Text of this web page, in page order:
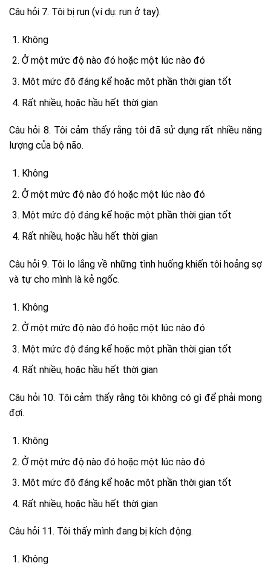
Câu hỏi 7. Tôi bị run (ví dụ: run ở tay).
Không
Ở một mức độ nào đó hoặc một lúc nào đó
Một mức độ đáng kể hoặc một phần thời gian tốt
Rất nhiều, hoặc hầu hết thời gian
Câu hỏi 8. Tôi cảm thấy rằng tôi đã sử dụng rất nhiều năng
lượng của bộ não.
Không
Ở một mức độ nào đó hoặc một lúc nào đó
Một mức độ đáng kể hoặc một phần thời gian tốt
Rất nhiều, hoặc hầu hết thời gian
Câu hỏi 9. Tôi lo lắng về những tình huống khiến tôi hoảng sợ
và tự cho mình là kẻ ngốc.
Không
Ở một mức độ nào đó hoặc một lúc nào đó
Một mức độ đáng kể hoặc một phần thời gian tốt
Rất nhiều, hoặc hầu hết thời gian
Câu hỏi 10. Tôi cảm thấy rằng tôi không có gì để phải mong
đợi.
Không
Ở một mức độ nào đó hoặc một lúc nào đó
Một mức độ đáng kể hoặc một phần thời gian tốt
Rất nhiều, hoặc hầu hết thời gian
Câu hỏi 11. Tôi thấy mình đang bị kích động.
Không